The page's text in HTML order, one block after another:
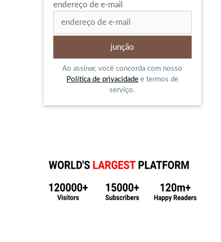
endereço de e-mail
Ao assinar, você concorda com nosso
Política de privacidadee termos de
serviço.